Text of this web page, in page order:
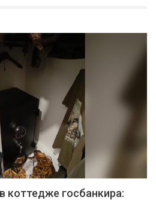
коттедже госбанкира: